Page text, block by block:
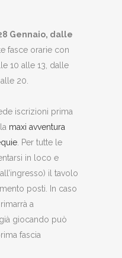
Gennaio, dalle
fasce orarie con
10 alle 13, dalle
20.
iscrizioni prima
maxi avventura
. Per tutte le
in loco e
il tavolo
posti. In caso
a
giocando può
fascia